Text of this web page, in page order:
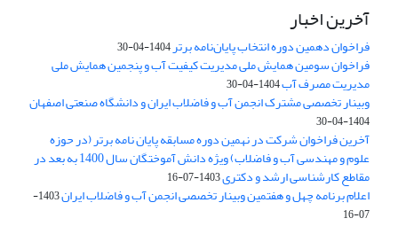
آخرین اخبار
فراخوان دهمین دوره انتخاب پایان‌نامه برتر1404-04-30
فراخوان سومین همایش ملی مدیریت کیفیت آب و پنجمین همایش ملی
مدیریت مصرف آب1404-04-30
وبینار تخصصی مشترک انجمن آب و فاضلاب ایران و دانشگاه صنعتی اصفهان
1404-04-30
آخرین فراخوان شرکت در نهمین دوره مسابقه پایان نامه برتر (در حوزه
علوم و مهندسی آب و فاضلاب) ویژه دانش آموختگان سال 1400 به بعد در
مقاطع کارشناسی ارشد و دکتری1403-07-16
اعلام برنامه چهل و هفتمین وبینار تخصصی انجمن آب و فاضلاب ایران
1403-
07-16